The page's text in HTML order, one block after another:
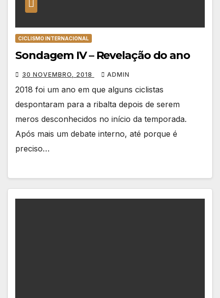
CICLISMO INTERNACIONAL
Sondagem IV – Revelação do ano
30 NOVEMBRO, 2018 ADMIN
2018 foi um ano em que alguns ciclistas
despontaram para a ribalta depois de serem
meros desconhecidos no início da temporada.
Após mais um debate interno, até porque é
preciso…